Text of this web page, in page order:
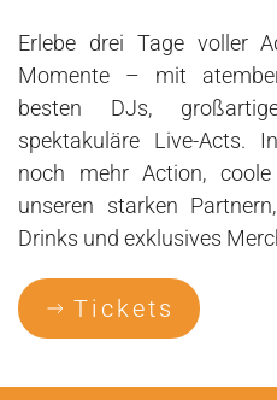
Erlebe drei Tage voller
Momente – mit
besten DJs,
spektakuläre Live-Acts.
noch mehr Action,
unseren starken
Drinks und exklusives
Tickets